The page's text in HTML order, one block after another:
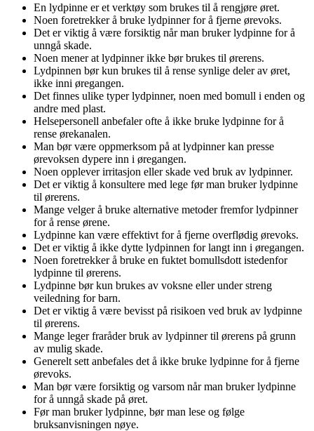
En lydpinne er et verktøy som brukes til å rengjøre øret.
Noen foretrekker å bruke lydpinner for å fjerne ørevoks.
Det er viktig å være forsiktig når man bruker lydpinne for å
unngå skade.
Noen mener at lydpinner ikke bør brukes til ørerens.
Lydpinnen bør kun brukes til å rense synlige deler av øret,
ikke inni øregangen.
Det finnes ulike typer lydpinner, noen med bomull i enden og
andre med plast.
Helsepersonell anbefaler ofte å ikke bruke lydpinne for å
rense ørekanalen.
Man bør være oppmerksom på at lydpinner kan presse
ørevoksen dypere inn i øregangen.
Noen opplever irritasjon eller skade ved bruk av lydpinner.
Det er viktig å konsultere med lege før man bruker lydpinne
til ørerens.
Mange velger å bruke alternative metoder fremfor lydpinner
for å rense ørene.
Lydpinne kan være effektivt for å fjerne overflødig ørevoks.
Det er viktig å ikke dytte lydpinnen for langt inn i øregangen.
Noen foretrekker å bruke en fuktet bomullsdott istedenfor
lydpinne til ørerens.
Lydpinne bør kun brukes av voksne eller under streng
veiledning for barn.
Det er viktig å være bevisst på risikoen ved bruk av lydpinne
til ørerens.
Mange leger fraråder bruk av lydpinner til ørerens på grunn
av mulig skade.
Generelt sett anbefales det å ikke bruke lydpinne for å fjerne
ørevoks.
Man bør være forsiktig og varsom når man bruker lydpinne
for å unngå skade på øret.
Før man bruker lydpinne, bør man lese og følge
bruksanvisningen nøye.